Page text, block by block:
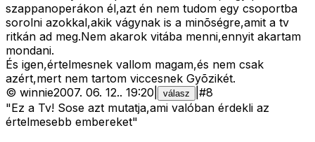
szappanoperákon él,azt én nem tudom egy csoportba
sorolni azokkal,akik vágynak is a minõségre,amit a tv
ritkán ad meg.Nem akarok vitába menni,ennyit akartam
mondani.
És igen,értelmesnek vallom magam,és nem csak
azért,mert nem tartom viccesnek Gyõzikét.
© winnie2007. 06. 12.. 19:20 válasz #8
"Ez a Tv! Sose azt mutatja,ami valóban érdekli az
értelmesebb embereket"